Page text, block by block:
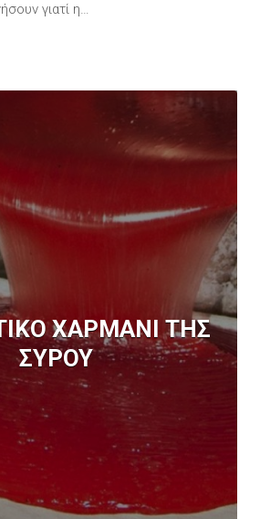
γιατί η…
ΧΑΡΜΑΝΙ ΤΗΣ
ΣΥΡΟΥ